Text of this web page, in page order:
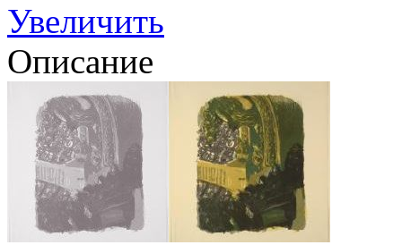
Увеличить
Описание